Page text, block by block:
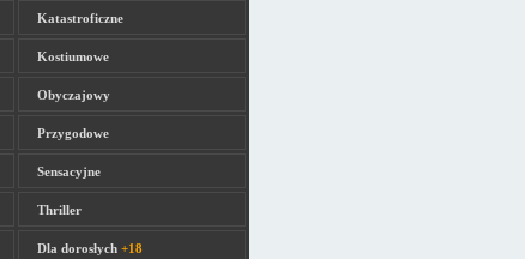
Katastroficzne
Kostiumowe
Obyczajowy
Przygodowe
Sensacyjne
Thriller
Dla dorosłych +18